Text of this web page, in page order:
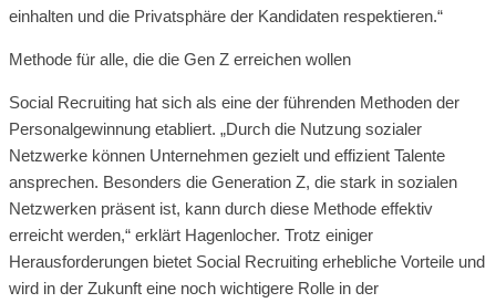
einhalten und die Privatsphäre der Kandidaten respektieren.“
Methode für alle, die die Gen Z erreichen wollen
Social Recruiting hat sich als eine der führenden Methoden der
Personalgewinnung etabliert. „Durch die Nutzung sozialer
Netzwerke können Unternehmen gezielt und effizient Talente
ansprechen. Besonders die Generation Z, die stark in sozialen
Netzwerken präsent ist, kann durch diese Methode effektiv
erreicht werden,“ erklärt Hagenlocher. Trotz einiger
Herausforderungen bietet Social Recruiting erhebliche Vorteile und
wird in der Zukunft eine noch wichtigere Rolle in der